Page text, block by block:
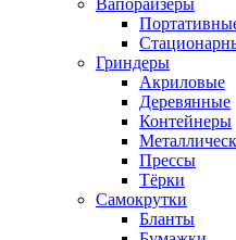
Вапорайзеры
Гриндеры
Акриловые
Деревянные
Контейнеры
Прессы
Тёрки
Самокрутки
Бланты